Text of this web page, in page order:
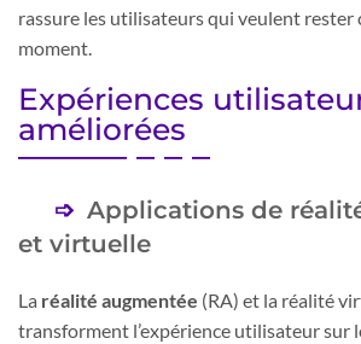
rassure les utilisateurs qui veulent rester
moment.
Expériences
améliorées
Applications de
et virtuelle
La réalité augmentée (RA) et la réalité
transforment l’expérience utilisateur sur